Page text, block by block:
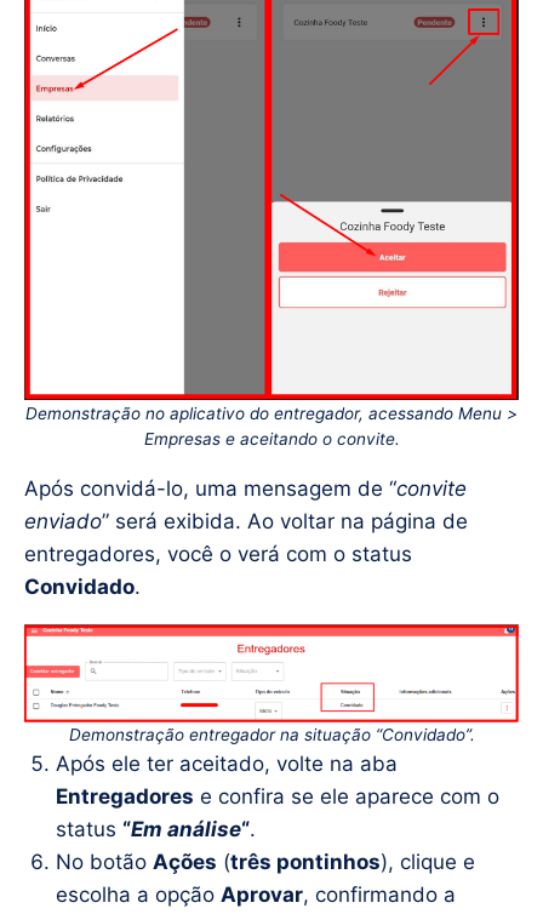
Demonstração no aplicativo do entregador, acessando Menu >
Empresas e aceitando o convite.
Após convidá-lo, uma mensagem de “convite
enviado” será exibida. Ao voltar na página de
entregadores, você o verá com o status
Convidado.
Demonstração entregador na situação “Convidado”.
Após ele ter aceitado, volte na aba
Entregadores e confira se ele aparece com o
status “Em análise“.
No botão Ações (três pontinhos), clique e
escolha a opção Aprovar, confirmando a